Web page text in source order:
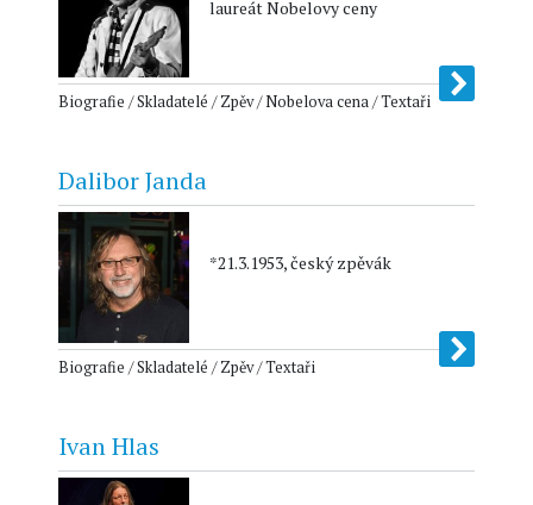
laureát Nobelovy ceny
Biografie / Skladatelé / Zpěv / Nobelova cena / Textaři
Dalibor Janda
*21.3.1953, český zpěvák
Biografie / Skladatelé / Zpěv / Textaři
Ivan Hlas